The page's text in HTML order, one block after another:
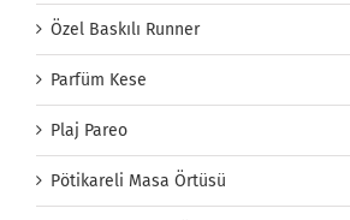
Özel Baskılı Runner
Parfüm Kese
Plaj Pareo
Pötikareli Masa Örtüsü